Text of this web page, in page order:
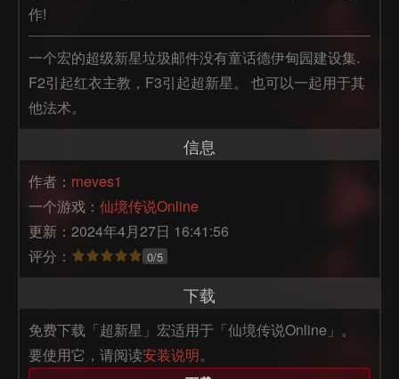
作!
一个宏的超级新星垃圾邮件没有童话德伊甸园建设集.
F2引起红衣主教，F3引起超新星。 也可以一起用于其
他法术。
信息
作者： rneves1
一个游戏： 仙境传说Online
更新：2024年4月27日 16:41:56
评分：
0/5
下载
免费下载「超新星」宏适用于「仙境传说Online」。
要使用它，请阅读安装说明。